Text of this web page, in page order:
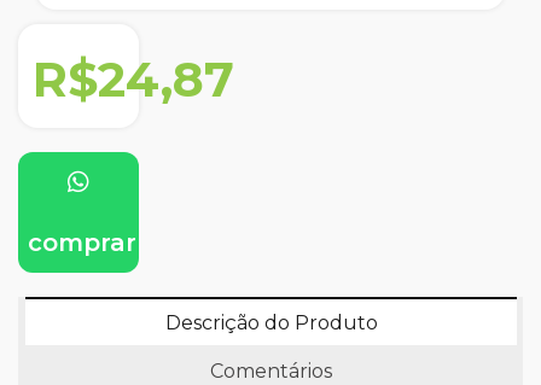
R$24,87
comprar
Descrição do Produto
Comentários